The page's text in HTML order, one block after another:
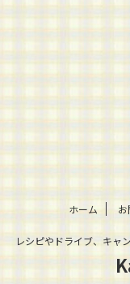
ホーム
レシピやドライブ、キャ